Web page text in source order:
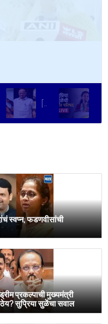
[Maharashtra Times]शरद पवारांच्या पक्षाचे सर्व 8 खासदार पंतप्रधान मोदींची भेट घेणार, सुप्रिया सुळेंची माहिती
स्वप्न, फडणवीसांची
प्रकल्पाची मुख्यमंत्री
सुप्रिया सुळेंचा सवाल